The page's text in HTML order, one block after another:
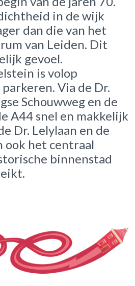
in de wijk
dan die van het
van Leiden. Dit
gevoel.
is volop
Via de Dr.
Schouwweg en de
A44 snel en makkelijk
Dr. Lelylaan en de
ook het centraal
binnenstad